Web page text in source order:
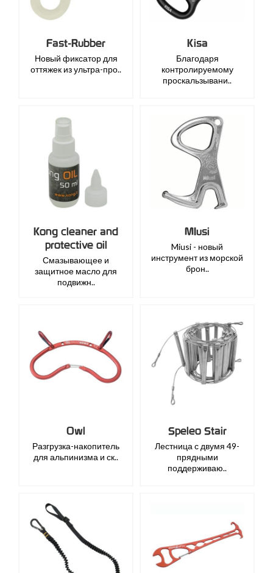
Fast-Rubber
Новый фиксатор для
оттяжек из ультра-про..
Kisa
Благодаря
контролируемому
проскальзывани..
Kong cleaner and
protective oil
Смазывающее и
защитное масло для
подвижн..
MIusi
Miusi - новый
инструмент из морской
брон..
Owl
Разгрузка-накопитель
для альпинизма и ск..
Speleo Stair
Лестница с двумя 49-
прядными
поддерживаю..